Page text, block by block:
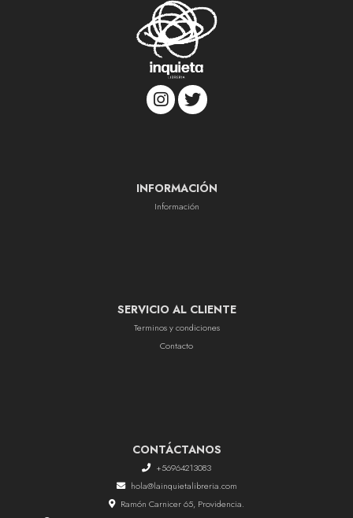
INFORMACIÓN
Información
SERVICIO AL CLIENTE
Terminos y condiciones
Contacto
CONTÁCTANOS
+56964213083
hola@lainquietalibreria.com
Ramón Carnicer 65, Providencia.